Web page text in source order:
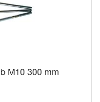
M10 300 mm